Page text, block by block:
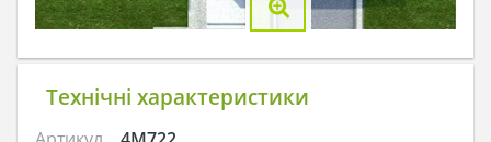
Технічні характеристики